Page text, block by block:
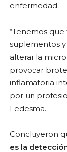
enfermedad.
“Tenemos
suplementos
alterar la
provocar
inflamatoria
por un
Ledesma.
Concluyeron
es la